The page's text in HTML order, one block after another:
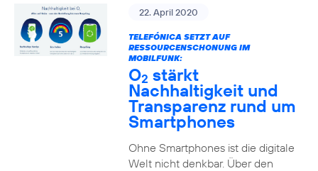
22. April 2020
TELEFÓNICA SETZT AUF
RESSOURCENSCHONUNG IM
MOBILFUNK:
O2 stärkt
Nachhaltigkeit und
Transparenz rund um
Smartphones
Ohne Smartphones ist die digitale
Welt nicht denkbar. Über den